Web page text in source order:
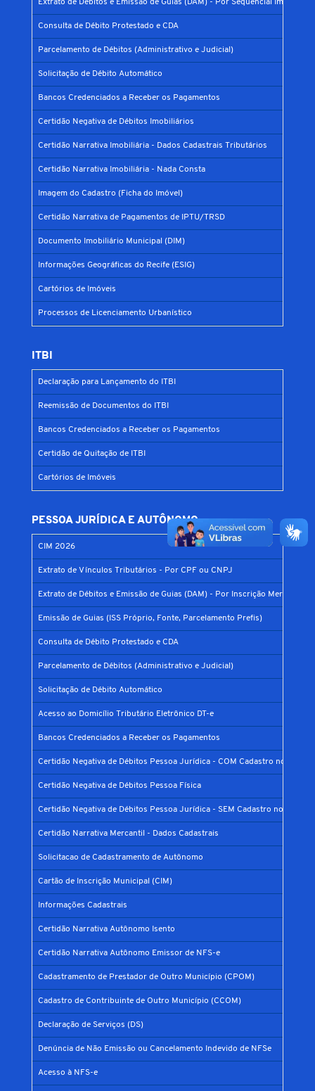
Extrato de Débitos e Emissão de Guias (DAM) - Por Sequencial Imobiliário
Consulta de Débito Protestado e CDA
Parcelamento de Débitos (Administrativo e Judicial)
Solicitação de Débito Automático
Bancos Credenciados a Receber os Pagamentos
Certidão Negativa de Débitos Imobiliários
Certidão Narrativa Imobiliária - Dados Cadastrais Tributários
Certidão Narrativa Imobiliária - Nada Consta
Imagem do Cadastro (Ficha do Imóvel)
Certidão Narrativa de Pagamentos de IPTU/TRSD
Documento Imobiliário Municipal (DIM)
Informações Geográficas do Recife (ESIG)
Cartórios de Imóveis
Processos de Licenciamento Urbanístico
ITBI
Declaração para Lançamento do ITBI
Reemissão de Documentos do ITBI
Bancos Credenciados a Receber os Pagamentos
Certidão de Quitação de ITBI
Cartórios de Imóveis
PESSOA JURÍDICA E AUTÔNOMO
CIM 2026
Extrato de Vínculos Tributários - Por CPF ou CNPJ
Extrato de Débitos e Emissão de Guias (DAM) - Por Inscrição Mercantil
Emissão de Guias (ISS Próprio, Fonte, Parcelamento Prefis)
Consulta de Débito Protestado e CDA
Parcelamento de Débitos (Administrativo e Judicial)
Solicitação de Débito Automático
Acesso ao Domicílio Tributário Eletrônico DT-e
Bancos Credenciados a Receber os Pagamentos
Certidão Negativa de Débitos Pessoa Jurídica - COM Cadastro no
Certidão Negativa de Débitos Pessoa Física
Certidão Negativa de Débitos Pessoa Jurídica - SEM Cadastro no
Certidão Narrativa Mercantil - Dados Cadastrais
Solicitacao de Cadastramento de Autônomo
Cartão de Inscrição Municipal (CIM)
Informações Cadastrais
Certidão Narrativa Autônomo Isento
Certidão Narrativa Autônomo Emissor de NFS-e
Cadastramento de Prestador de Outro Município (CPOM)
Cadastro de Contribuinte de Outro Município (CCOM)
Declaração de Serviços (DS)
Denúncia de Não Emissão ou Cancelamento Indevido de NFSe
Acesso à NFS-e